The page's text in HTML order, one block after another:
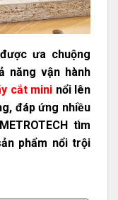
ưa chuộng
năng vận hành
cắt mini nổi lên
đáp ứng nhiều
tìm
phẩm nổi trội